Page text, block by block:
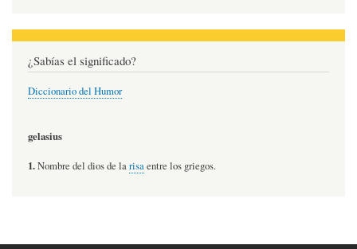
¿Sabías el significado?
Diccionario del Humor
gelasius
1.Nombre del dios de larisaentre los griegos.